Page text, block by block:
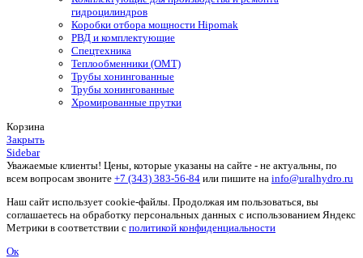
гидроцилиндров
Коробки отбора мощности Hipomak
РВД и комплектующие
Спецтехника
Теплообменники (OMT)
Трубы хонингованные
Трубы хонингованные
Хромированные прутки
Корзина
Закрыть
Sidebar
Уважаемые клиенты! Цены, которые указаны на сайте - не актуальны, по
всем вопросам звоните +7 (343) 383-56-84 или пишите на info@uralhydro.ru
Наш сайт использует cookie-файлы. Продолжая им пользоваться, вы
соглашаетесь на обработку персональных данных с использованием Яндекс
Метрики в соответствии с политикой конфиденциальности
Ок